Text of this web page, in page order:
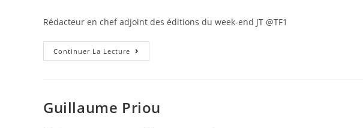
la
publication :
Rédacteur en chef adjoint des éditions du week-end JT @TF1
Continuer La Lecture Antoine
Habert
Guillaume Priou